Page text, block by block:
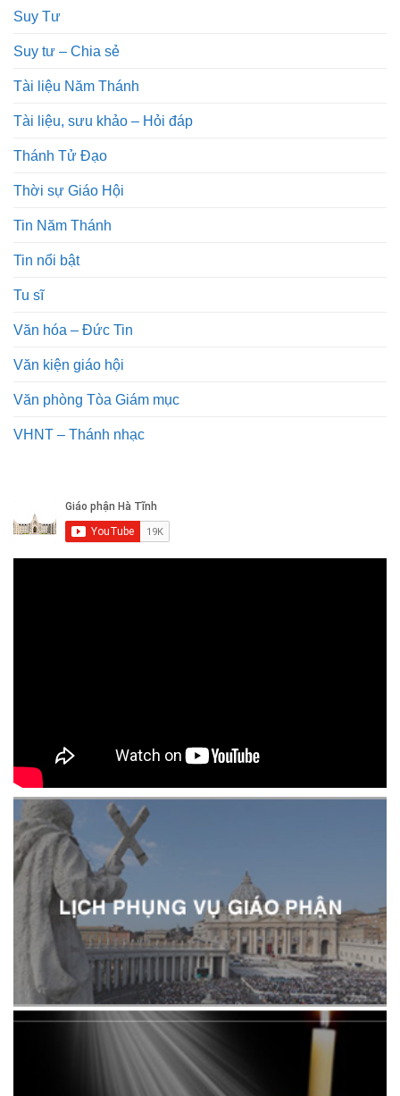
Suy Tư
Suy tư – Chia sẻ
Tài liệu Năm Thánh
Tài liệu, sưu khảo – Hỏi đáp
Thánh Tử Đạo
Thời sự Giáo Hội
Tin Năm Thánh
Tin nổi bật
Tu sĩ
Văn hóa – Đức Tin
Văn kiện giáo hội
Văn phòng Tòa Giám mục
VHNT – Thánh nhạc